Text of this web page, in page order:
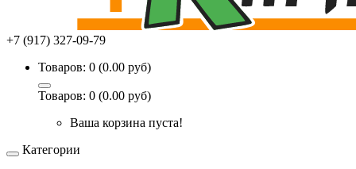
+7 (917) 327-09-79
Товаров: 0 (0.00 руб)
Товаров: 0 (0.00 руб)
Ваша корзина пуста!
Категории